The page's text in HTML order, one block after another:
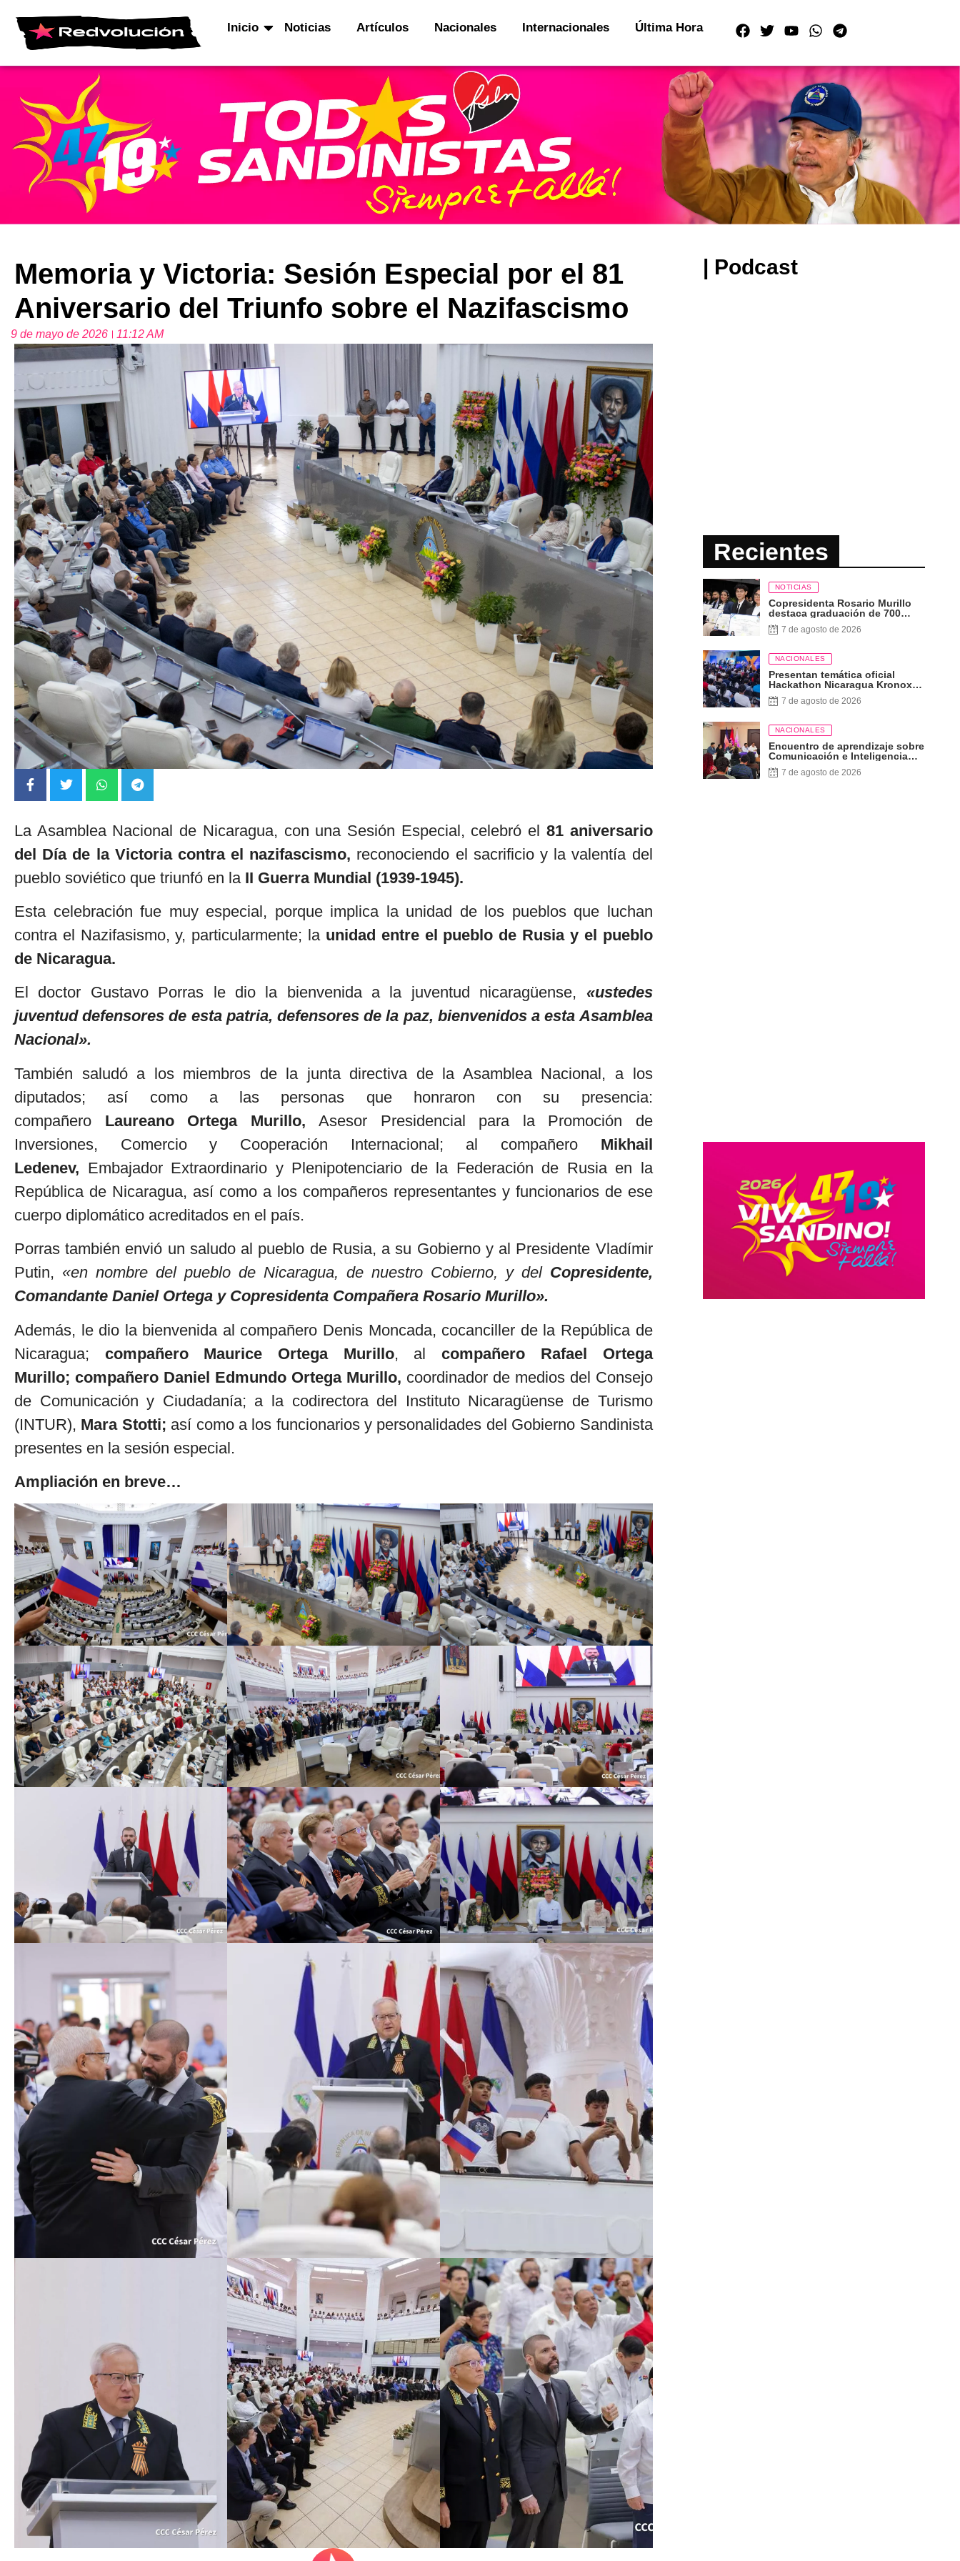
Inicio Noticias Artículos Nacionales Internacionales Última Hora
Memoria y Victoria: Sesión Especial por el 81
Aniversario del Triunfo sobre el Nazifascismo
9 de mayo de 2026 11:12 AM
La Asamblea Nacional de Nicaragua, con una Sesión Especial, celebró el 81 aniversario
del Día de la Victoria contra el nazifascismo, reconociendo el sacrificio y la valentía del
pueblo soviético que triunfó en la II Guerra Mundial (1939-1945).
Esta celebración fue muy especial, porque implica la unidad de los pueblos que luchan
contra el Nazifasismo, y, particularmente; la unidad entre el pueblo de Rusia y el pueblo
de Nicaragua.
El doctor Gustavo Porras le dio la bienvenida a la juventud nicaragüense, «ustedes
juventud defensores de esta patria, defensores de la paz, bienvenidos a esta Asamblea
Nacional».
También saludó a los miembros de la junta directiva de la Asamblea Nacional, a los
diputados; así como a las personas que honraron con su presencia:
compañero Laureano Ortega Murillo, Asesor Presidencial para la Promoción de
Inversiones, Comercio y Cooperación Internacional; al compañeroMikhail
Ledenev, Embajador Extraordinario y Plenipotenciario de la Federación de Rusia en la
República de Nicaragua, así como a los compañeros representantes y funcionarios de ese
cuerpo diplomático acreditados en el país.
Porras también envió un saludo al pueblo de Rusia, a su Gobierno y al Presidente Vladímir
Putin, «en nombre del pueblo de Nicaragua, de nuestro Cobierno, y delCopresidente,
Comandante Daniel Ortega y Copresidenta Compañera Rosario Murillo».
Además, le dio la bienvenida al compañero Denis Moncada, cocanciller de la República de
Nicaragua; compañero Maurice Ortega Murillo, alcompañero Rafael Ortega
Murillo; compañero Daniel Edmundo Ortega Murillo, coordinador de medios del Consejo
de Comunicación y Ciudadanía; a la codirectora del Instituto Nicaragüense de Turismo
(INTUR), Mara Stotti; así como a los funcionarios y personalidades del Gobierno Sandinista
presentes en la sesión especial.
Ampliación en breve…
| Podcast
Recientes
NOTICIAS
Copresidenta Rosario Murillo
destaca graduación de 700
nuevos profesionales Pueblo
Presidente
7 de agosto de 2026
NACIONALES
Presentan temática oficial
Hackathon Nicaragua Kronox
2026, 10 años ¡Siempre Más
Allá!7 de agosto de 2026
NACIONALES
Encuentro de aprendizaje sobre
Comunicación e Inteligencia
Artificial
7 de agosto de 2026